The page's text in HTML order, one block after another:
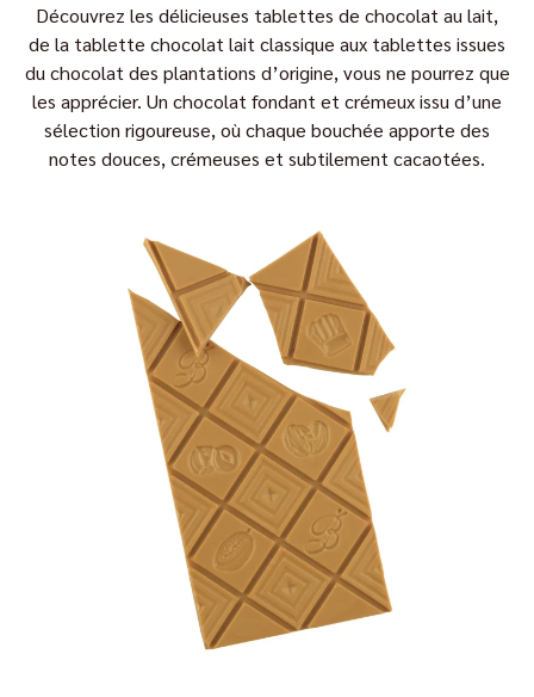
Découvrez les délicieuses tablettes de chocolat au lait,
de la tablette chocolat lait classique aux tablettes issues
du chocolat des plantations d’origine, vous ne pourrez que
les apprécier. Un chocolat fondant et crémeux issu d’une
sélection rigoureuse, où chaque bouchée apporte des
notes douces, crémeuses et subtilement cacaotées.